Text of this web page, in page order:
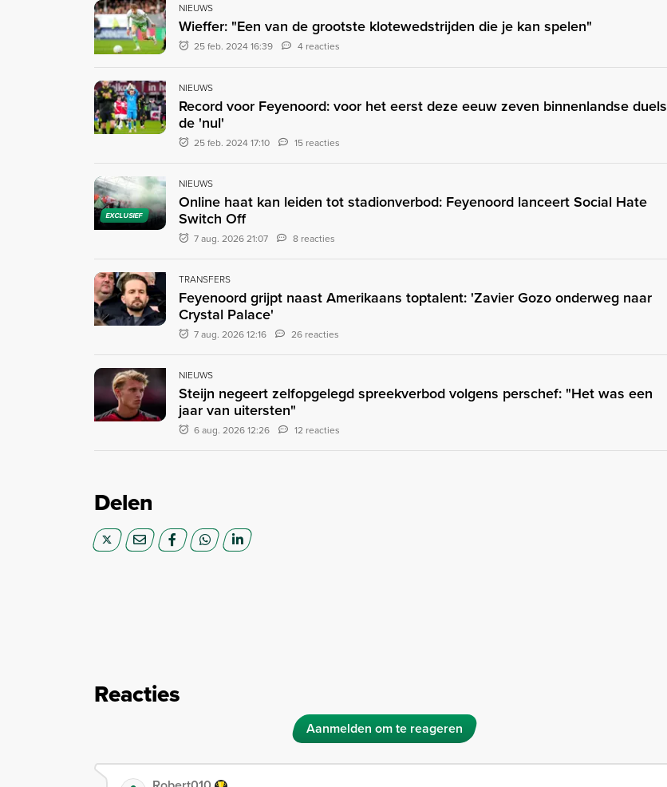
NIEUWS
Wieffer: "Een van de grootste klotewedstrijden die je kan spelen"
25 feb. 2024 16:39 4 reacties
NIEUWS
Record voor Feyenoord: voor het eerst deze eeuw zeven binnenlandse duels
de 'nul'
25 feb. 2024 17:10 15 reacties
EXCLUSIEF
NIEUWS
Online haat kan leiden tot stadionverbod: Feyenoord lanceert Social Hate
Switch Off
7 aug. 2026 21:07 8 reacties
TRANSFERS
Feyenoord grijpt naast Amerikaans toptalent: 'Zavier Gozo onderweg naar
Crystal Palace'
7 aug. 2026 12:16 26 reacties
NIEUWS
Steijn negeert zelfopgelegd spreekverbod volgens perschef: "Het was een
jaar van uitersten"
6 aug. 2026 12:26 12 reacties
Delen
Reacties
Aanmelden om te reageren